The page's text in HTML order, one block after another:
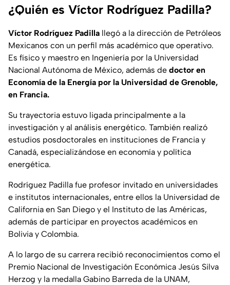
¿Quién es Víctor Rodríguez Padilla?
Víctor Rodríguez Padilla llegó a la dirección de Petróleos
Mexicanos con un perfil más académico que operativo.
Es físico y maestro en Ingeniería por la Universidad
Nacional Autónoma de México, además de doctor en
Economía de la Energía por la Universidad de Grenoble,
en Francia.
Su trayectoria estuvo ligada principalmente a la
investigación y al análisis energético. También realizó
estudios posdoctorales en instituciones de Francia y
Canadá, especializándose en economía y política
energética.
Rodríguez Padilla fue profesor invitado en universidades
e institutos internacionales, entre ellos la Universidad de
California en San Diego y el Instituto de las Américas,
además de participar en proyectos académicos en
Bolivia y Colombia.
A lo largo de su carrera recibió reconocimientos como el
Premio Nacional de Investigación Económica Jesús Silva
Herzog y la medalla Gabino Barreda de la UNAM,